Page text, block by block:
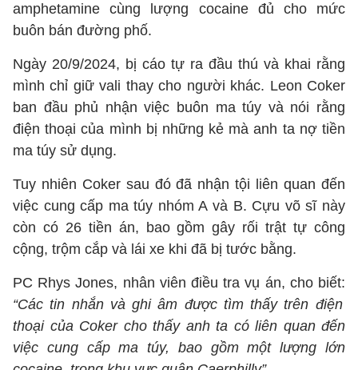
amphetamine cùng lượng cocaine đủ cho mức
buôn bán đường phố.
Ngày 20/9/2024, bị cáo tự ra đầu thú và khai rằng
mình chỉ giữ vali thay cho người khác. Leon Coker
ban đầu phủ nhận việc buôn ma túy và nói rằng
điện thoại của mình bị những kẻ mà anh ta nợ tiền
ma túy sử dụng.
Tuy nhiên Coker sau đó đã nhận tội liên quan đến
việc cung cấp ma túy nhóm A và B. Cựu võ sĩ này
còn có 26 tiền án, bao gồm gây rối trật tự công
cộng, trộm cắp và lái xe khi đã bị tước bằng.
PC Rhys Jones, nhân viên điều tra vụ án, cho biết:
“Các tin nhắn và ghi âm được tìm thấy trên điện
thoại của Coker cho thấy anh ta có liên quan đến
việc cung cấp ma túy, bao gồm một lượng lớn